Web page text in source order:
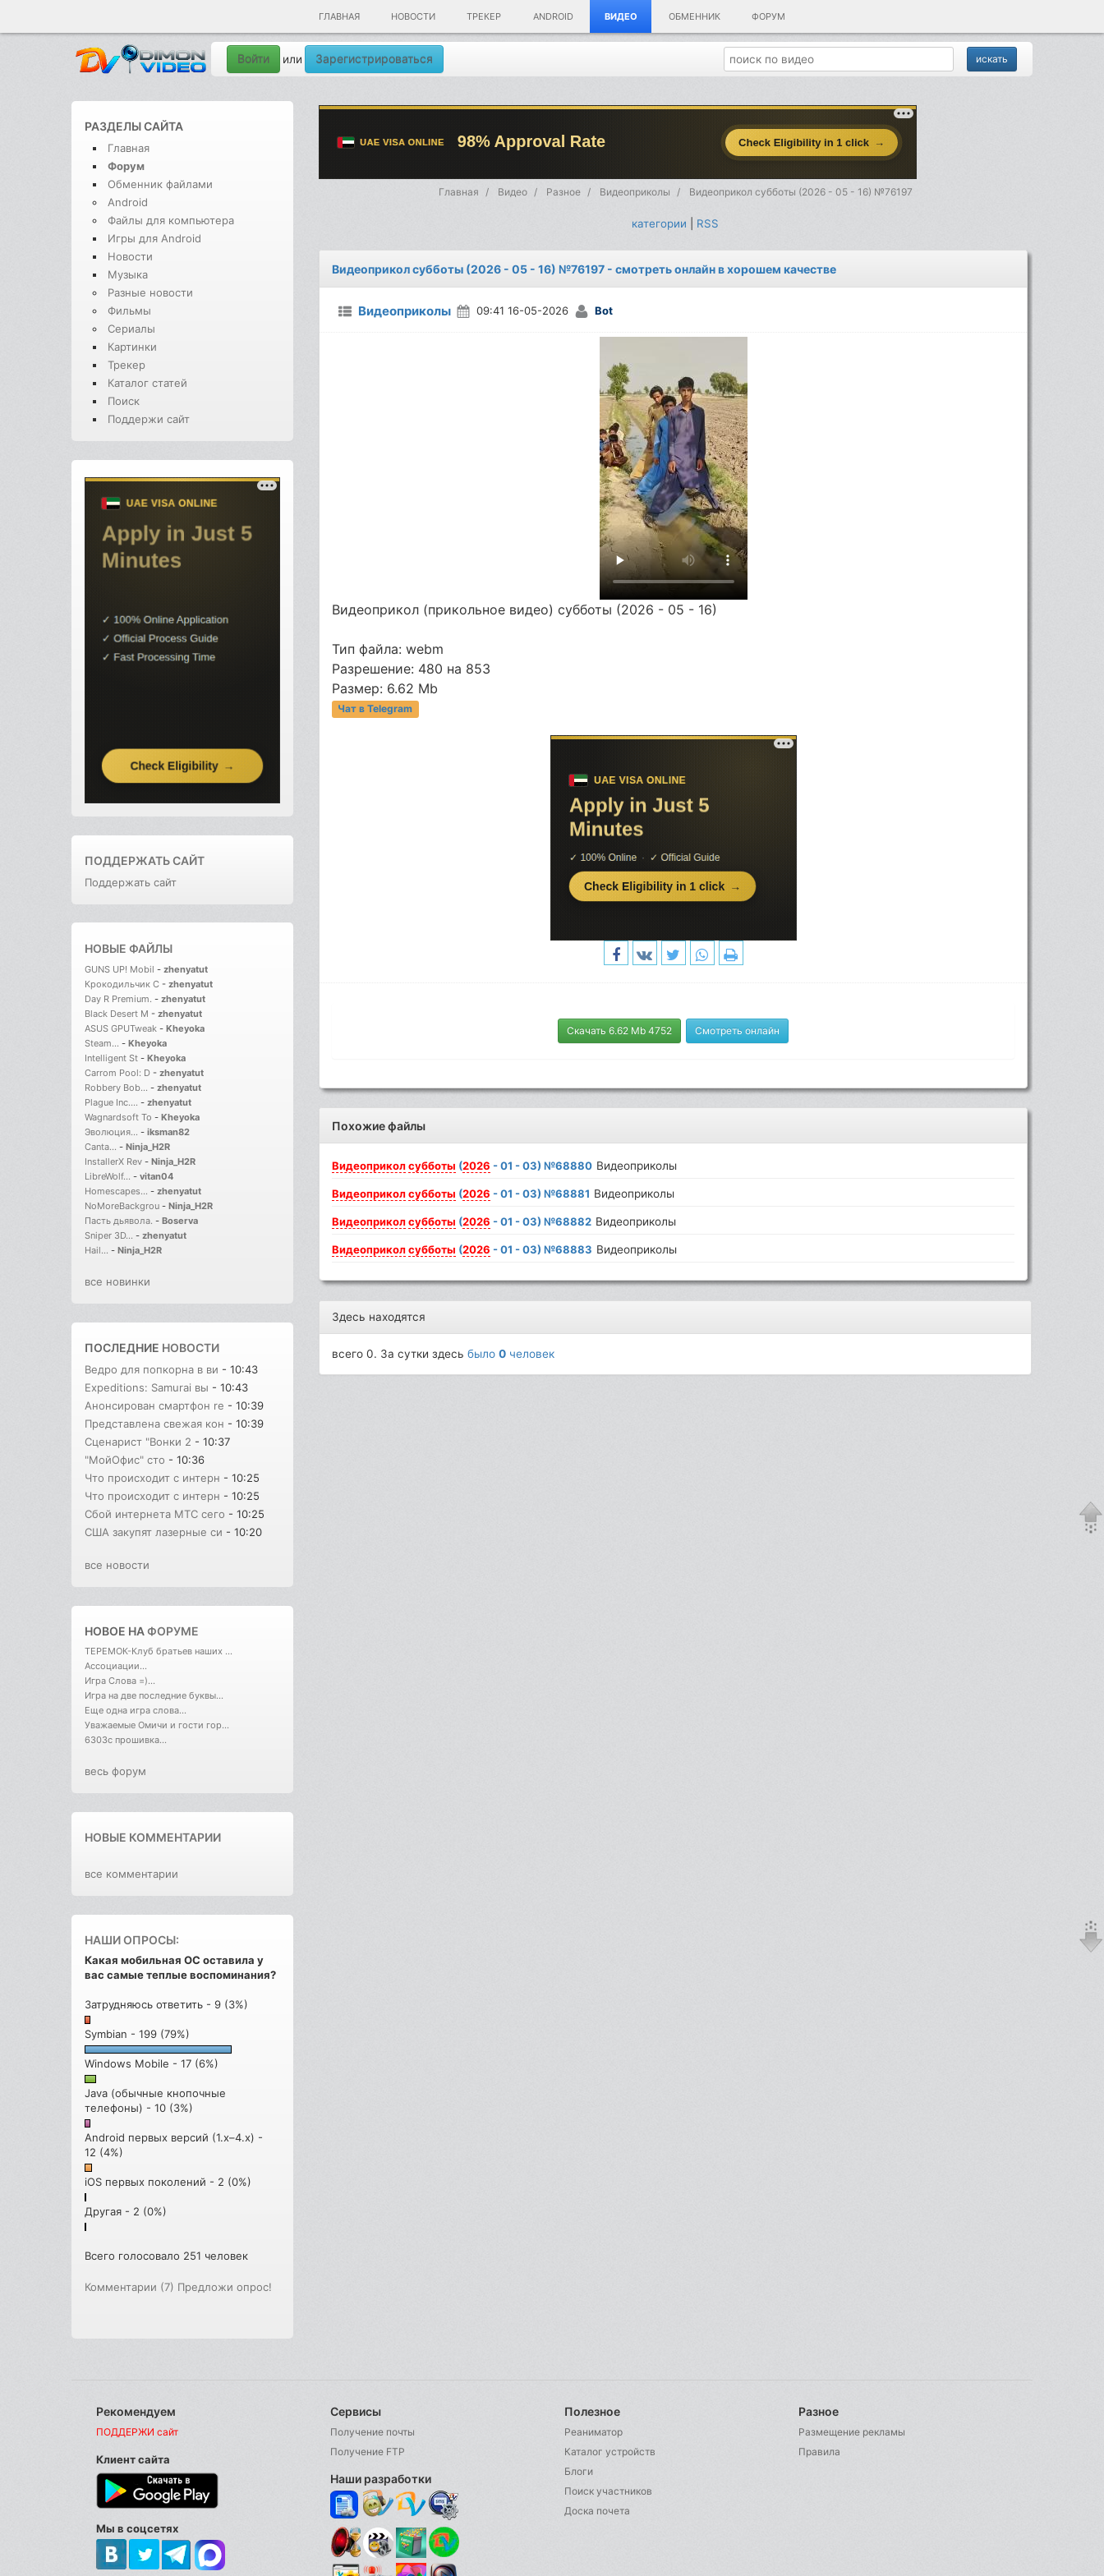
ГЛАВНАЯ НОВОСТИ ТРЕКЕР ANDROID ВИДЕО ОБМЕННИК ФОРУМ
Войти или Зарегистрироваться
РАЗДЕЛЫ САЙТА
Главная
Форум
Обменник файлами
Android
Файлы для компьютера
Игры для Android
Новости
Музыка
Разные новости
Фильмы
Сериалы
Картинки
Трекер
Каталог статей
Поиск
Поддержи сайт
ПОДДЕРЖАТЬ САЙТ
Поддержать сайт
НОВЫЕ ФАЙЛЫ
GUNS UP! Mobil - zhenyatut
Крокодильчик С - zhenyatut
Day R Premium. - zhenyatut
Black Desert M - zhenyatut
ASUS GPUTweak - Kheyoka
Steam... - Kheyoka
Intelligent St - Kheyoka
Carrom Pool: D - zhenyatut
Robbery Bob... - zhenyatut
Plague Inc.... - zhenyatut
Wagnardsoft To - Kheyoka
Эволюция... - iksman82
Canta... - Ninja_H2R
InstallerX Rev - Ninja_H2R
LibreWolf... - vitan04
Homescapes... - zhenyatut
NoMoreBackgrou - Ninja_H2R
Пасть дьявола. - Boserva
Sniper 3D... - zhenyatut
Hail... - Ninja_H2R
все новинки
ПОСЛЕДНИЕ НОВОСТИ
Ведро для попкорна в ви - 10:43
Expeditions: Samurai вы - 10:43
Анонсирован смартфон re - 10:39
Представлена свежая кон - 10:39
Сценарист "Вонки 2 - 10:37
"МойОфис" сто - 10:36
Что происходит с интерн - 10:25
Что происходит с интерн - 10:25
Сбой интернета МТС сего - 10:25
США закупят лазерные си - 10:20
все новости
НОВОЕ НАФОРУМЕ
ТЕРЕМОК-Клуб братьев наших ...
Ассоциации...
Игра Слова =)...
Игра на две последние буквы...
Еще одна игра слова...
Уважаемые Омичи и гости гор...
6303с прошивка...
весь форум
НОВЫЕ КОММЕНТАРИИ
все комментарии
НАШИ ОПРОСЫ:
Какая мобильная ОС оставила у
вас самые теплые воспоминания?
Затрудняюсь ответить - 9 (3%)
Symbian - 199 (79%)
Windows Mobile - 17 (6%)
Java (обычные кнопочные
телефоны) - 10 (3%)
Android первых версий (1.x–4.x) -
12 (4%)
iOS первых поколений - 2 (0%)
Другая - 2 (0%)
Всего голосовало 251 человек
Комментарии (7) Предложи опрос!
Главная Видео Разное Видеоприколы Видеоприкол субботы (2026 - 05 - 16) №76197
категории RSS
Видеоприкол субботы (2026 - 05 - 16) №76197 - смотреть онлайн в хорошем качестве
Видеоприколы 09:41 16-05-2026 Bot
Видеоприкол (прикольное видео) субботы (2026 - 05 - 16)
Тип файла: webm
Разрешение: 480 на 853
Размер: 6.62 Mb
Чат в Telegram
Скачать 6.62 Mb 4752 Смотреть онлайн
Похожие файлы
Видеоприколсубботы (2026 - 01 - 03) №68880 Видеоприколы
Видеоприколсубботы (2026 - 01 - 03) №68881 Видеоприколы
Видеоприколсубботы (2026 - 01 - 03) №68882 Видеоприколы
Видеоприколсубботы (2026 - 01 - 03) №68883 Видеоприколы
Здесь находятся
всего 0. За сутки здесьбыло0 человек
Рекомендуем
ПОДДЕРЖИ сайт
Клиент сайта
Мы в соцсетях
Сервисы
Получение почты
Получение FTP
Наши разработки
Полезное
Реаниматор
Каталог устройств
Блоги
Поиск участников
Доска почета
Разное
Размещение рекламы
Правила